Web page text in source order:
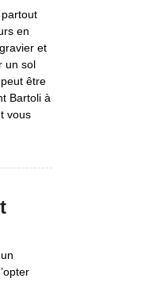
en
et
un sol
être
Bartoli à
vous